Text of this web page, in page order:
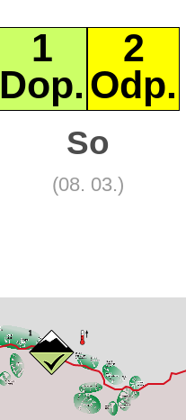
1
Dop.
2
Odp.
So
(08. 03.)